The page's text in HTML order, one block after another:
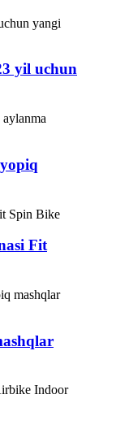
yil uchun
Fit